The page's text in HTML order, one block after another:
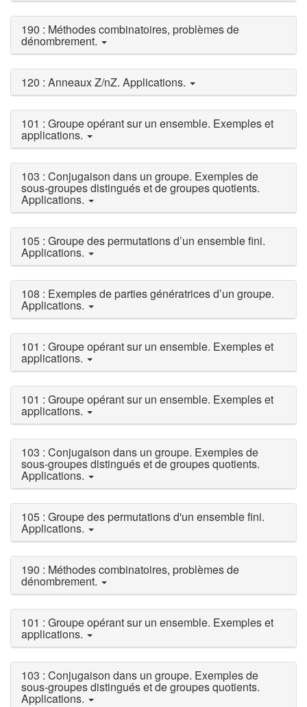
190 : Méthodes combinatoires, problèmes de
dénombrement.
120 : Anneaux Z/nZ. Applications.
101 : Groupe opérant sur un ensemble. Exemples et
applications.
103 : Conjugaison dans un groupe. Exemples de
sous-groupes distingués et de groupes quotients.
Applications.
105 : Groupe des permutations d’un ensemble fini.
Applications.
108 : Exemples de parties génératrices d’un groupe.
Applications.
101 : Groupe opérant sur un ensemble. Exemples et
applications.
101 : Groupe opérant sur un ensemble. Exemples et
applications.
103 : Conjugaison dans un groupe. Exemples de
sous-groupes distingués et de groupes quotients.
Applications.
105 : Groupe des permutations d'un ensemble fini.
Applications.
190 : Méthodes combinatoires, problèmes de
dénombrement.
101 : Groupe opérant sur un ensemble. Exemples et
applications.
103 : Conjugaison dans un groupe. Exemples de
sous-groupes distingués et de groupes quotients.
Applications.